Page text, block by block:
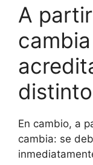
A
distinto
En cambio, a
cambia: se